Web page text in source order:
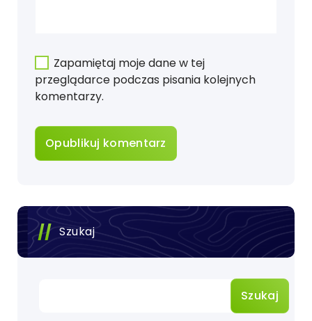
Zapamiętaj moje dane w tej
przeglądarce podczas pisania kolejnych
komentarzy.
Szukaj
Szukaj